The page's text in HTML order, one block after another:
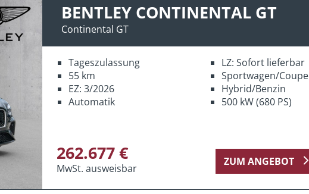
BENTLEY CONTINENTAL GT
Continental GT
Tageszulassung
55 km
EZ: 3/2026
Automatik
LZ: Sofort lieferbar
Sportwagen/Coupe
Hybrid/Benzin
500 kW (680 PS)
262.677 €
MwSt. ausweisbar
ZUM ANGEBOT